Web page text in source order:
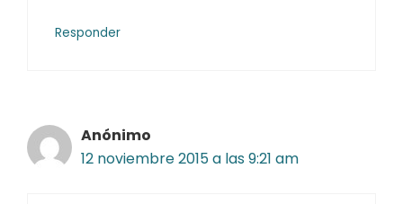
Responder
Anónimo
12 noviembre 2015 a las 9:21 am